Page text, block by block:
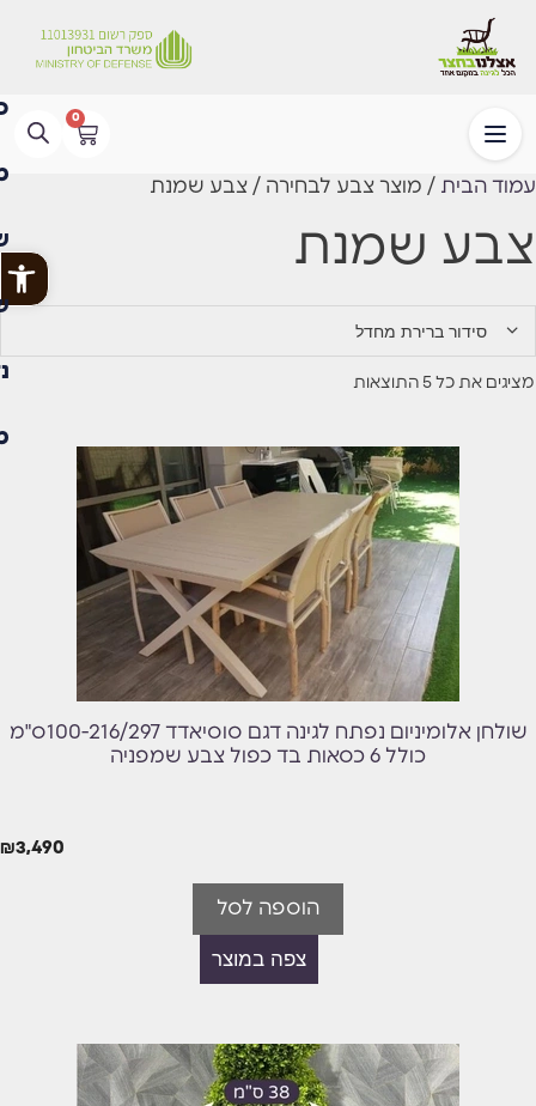
0
עמוד הבית / מוצר צבע לבחירה / צבע שמנת
צבע שמנת
מציגים את כל ⁦5⁩ התוצאות
שולחן אלומיניום נפתח לגינה דגם סוסיאדד 100-216/297ס"מ
כולל 6 כסאות בד כפול צבע שמפניה
₪3,490
הוספה לסל
צפה במוצר